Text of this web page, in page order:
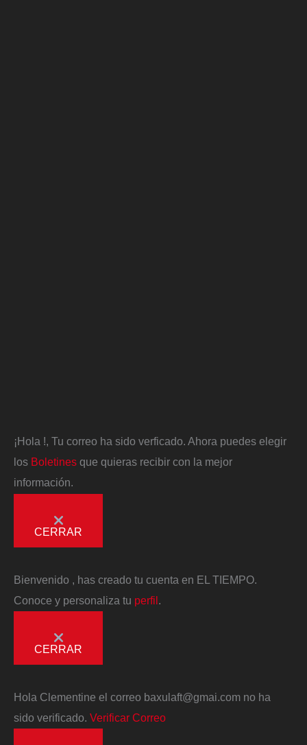
¡Hola !, Tu correo ha sido verficado. Ahora puedes elegir
los Boletines que quieras recibir con la mejor
información.
CERRAR
Bienvenido
, has creado tu cuenta en EL TIEMPO.
Conoce y personaliza tu perfil
CERRAR
Hola Clementine el correo baxulaft@gmai.com no ha
sido verificado. Verificar Correo